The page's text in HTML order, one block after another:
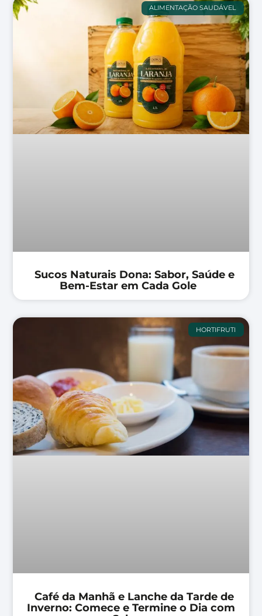
ALIMENTAÇÃO SAUDÁVEL
Sucos Naturais Dona: Sabor, Saúde e
Bem-Estar em Cada Gole
HORTIFRUTI
Café da Manhã e Lanche da Tarde de
Inverno: Comece e Termine o Dia com